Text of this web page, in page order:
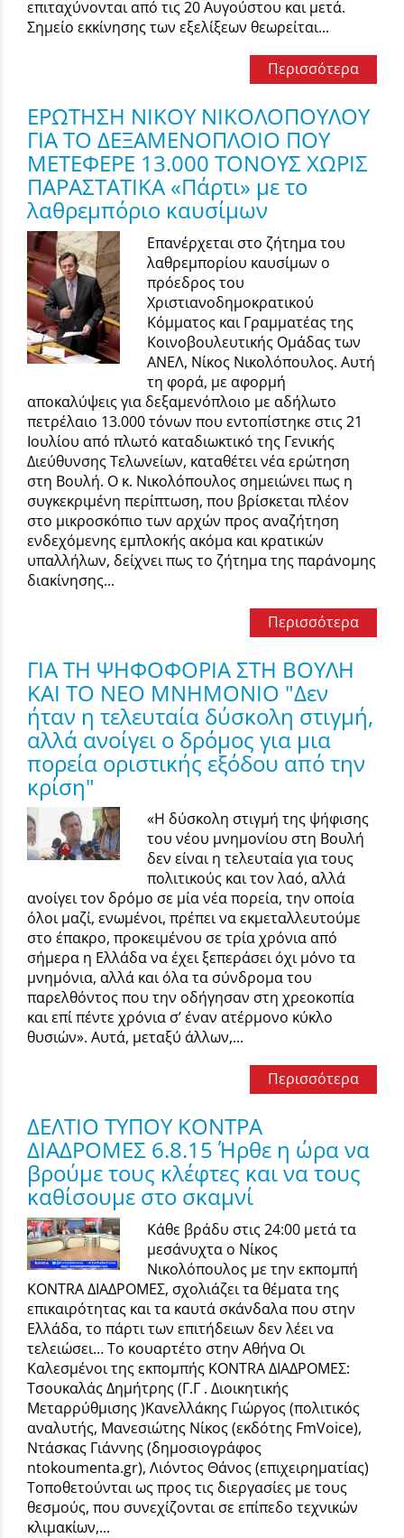
επιταχύνονται από τις 20 Αυγούστου και μετά.
Σημείο εκκίνησης των εξελίξεων θεωρείται...
Περισσότερα
ΕΡΩΤΗΣΗ ΝΙΚΟΥ ΝΙΚΟΛΟΠΟΥΛΟΥ
ΓΙΑ ΤΟ ΔΕΞΑΜΕΝΟΠΛΟΙΟ ΠΟΥ
ΜΕΤΕΦΕΡΕ 13.000 ΤΟΝΟΥΣ ΧΩΡΙΣ
ΠΑΡΑΣΤΑΤΙΚΑ «Πάρτι» με το
λαθρεμπόριο καυσίμων
Επανέρχεται στο ζήτημα του
λαθρεμπορίου καυσίμων ο
πρόεδρος του
Χριστιανοδημοκρατικού
Κόμματος και Γραμματέας της
Κοινοβουλευτικής Ομάδας των
ΑΝΕΛ, Νίκος Νικολόπουλος. Αυτή
τη φορά, με αφορμή
αποκαλύψεις για δεξαμενόπλοιο με αδήλωτο
πετρέλαιο 13.000 τόνων που εντοπίστηκε στις 21
Ιουλίου από πλωτό καταδιωκτικό της Γενικής
Διεύθυνσης Τελωνείων, καταθέτει νέα ερώτηση
στη Βουλή. Ο κ. Νικολόπουλος σημειώνει πως η
συγκεκριμένη περίπτωση, που βρίσκεται πλέον
στο μικροσκόπιο των αρχών προς αναζήτηση
ενδεχόμενης εμπλοκής ακόμα και κρατικών
υπαλλήλων, δείχνει πως το ζήτημα της παράνομης
διακίνησης...
Περισσότερα
ΓΙΑ ΤΗ ΨΗΦΟΦΟΡΙΑ ΣΤΗ ΒΟΥΛΗ
ΚΑΙ ΤΟ ΝΕΟ ΜΝΗΜΟΝΙΟ "Δεν
ήταν η τελευταία δύσκολη στιγμή,
αλλά ανοίγει ο δρόμος για μια
πορεία οριστικής εξόδου από την
κρίση"
«Η δύσκολη στιγμή της ψήφισης
του νέου μνημονίου στη Βουλή
δεν είναι η τελευταία για τους
πολιτικούς και τον λαό, αλλά
ανοίγει τον δρόμο σε μία νέα πορεία, την οποία
όλοι μαζί, ενωμένοι, πρέπει να εκμεταλλευτούμε
στο έπακρο, προκειμένου σε τρία χρόνια από
σήμερα η Ελλάδα να έχει ξεπεράσει όχι μόνο τα
μνημόνια, αλλά και όλα τα σύνδρομα του
παρελθόντος που την οδήγησαν στη χρεοκοπία
και επί πέντε χρόνια σ’ έναν ατέρμονο κύκλο
θυσιών». Αυτά, μεταξύ άλλων,...
Περισσότερα
ΔΕΛΤΙΟ ΤΥΠΟΥ ΚΟΝΤΡΑ
ΔΙΑΔΡΟΜΕΣ 6.8.15 Ήρθε η ώρα να
βρούμε τους κλέφτες και να τους
καθίσουμε στο σκαμνί
Κάθε βράδυ στις 24:00 μετά τα
μεσάνυχτα ο Νίκος
Νικολόπουλος με την εκπομπή
KONTRA ΔΙΑΔΡΟΜΕΣ, σχολιάζει τα θέματα της
επικαιρότητας και τα καυτά σκάνδαλα που στην
Ελλάδα, το πάρτι των επιτήδειων δεν λέει να
τελειώσει… Το κουαρτέτο στην Αθήνα Οι
Καλεσμένοι της εκπομπής KONTRA ΔΙΑΔΡΟΜΕΣ:
Τσουκαλάς Δημήτρης (Γ.Γ . Διοικητικής
Μεταρρύθμισης )Κανελλάκης Γιώργος (πολιτικός
αναλυτής, Μανεσιώτης Νίκος (εκδότης FmVoice),
Ντάσκας Γιάννης (δημοσιογράφος
ntokoumenta.gr), Λιόντος Θάνος (επιχειρηματίας)
Τοποθετούνται ως προς τις διεργασίες με τους
θεσμούς, που συνεχίζονται σε επίπεδο τεχνικών
κλιμακίων,...